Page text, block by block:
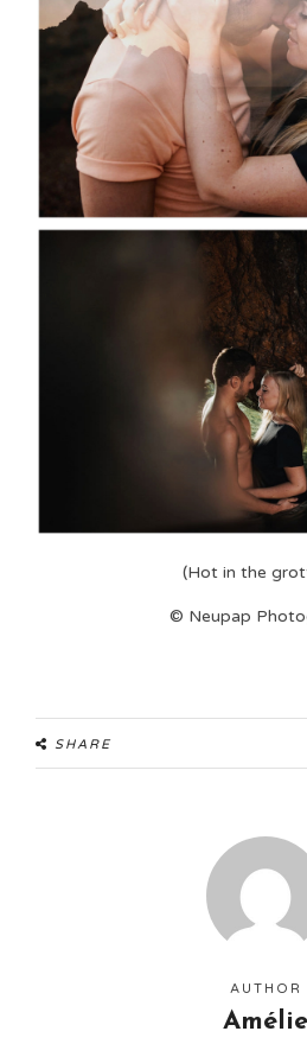
(Hot in the
© Neupap
SHARE
AUTHOR
Amélie